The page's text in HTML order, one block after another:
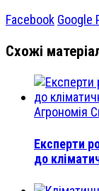
Facebook Google
Схожі
Агрономія
Експерти
до